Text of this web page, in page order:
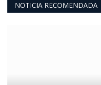
NOTICIA RECOMENDADA